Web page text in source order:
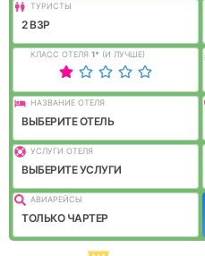
ТУРИСТЫ
2 ВЗР
КЛАСС ОТЕЛЯ 1* (И ЛУЧШЕ)
НАЗВАНИЕ ОТЕЛЯ
ВЫБЕРИТЕ ОТЕЛЬ
УСЛУГИ ОТЕЛЯ
ВЫБЕРИТЕ УСЛУГИ
АВИАРЕЙСЫ
ТОЛЬКО ЧАРТЕР